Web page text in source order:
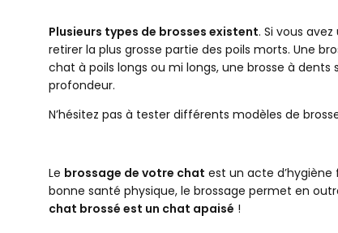
Plusieurs types de brosses existent. Si vous
retirer la plus grosse partie des poils morts. Une
chat à poils longs ou mi longs, une brosse à
profondeur.
N’hésitez pas à tester différents modèles de
Le brossage de votre chat est un acte
bonne santé physique, le brossage permet en
chat brossé est un chat apaisé !